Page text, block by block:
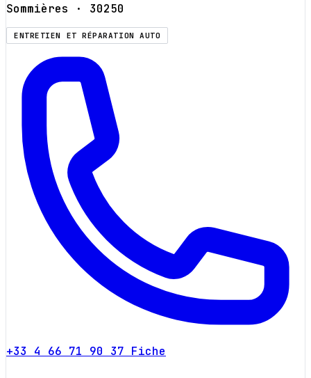
Sommières · 30250
ENTRETIEN ET RÉPARATION AUTO
+33 4 66 71 90 37 Fiche